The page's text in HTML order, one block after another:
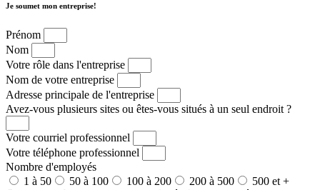
Je soumet mon entreprise!
Prénom
Nom
Votre rôle dans l'entreprise
Nom de votre entreprise
Adresse principale de l'entreprise
Avez-vous plusieurs sites ou êtes-vous situés à un seul endroit ?
Votre courriel professionnel
Votre téléphone professionnel
Nombre d'employés
1 à 50
50 à 100 100 à 200 200 à 500
500 et +